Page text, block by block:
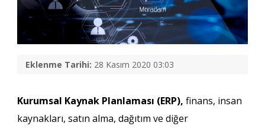
Eklenme Tarihi: 28 Kasım 2020 03:03
Kurumsal Kaynak Planlaması (ERP), finans, insan
kaynakları, satın alma, dağıtım ve diğer